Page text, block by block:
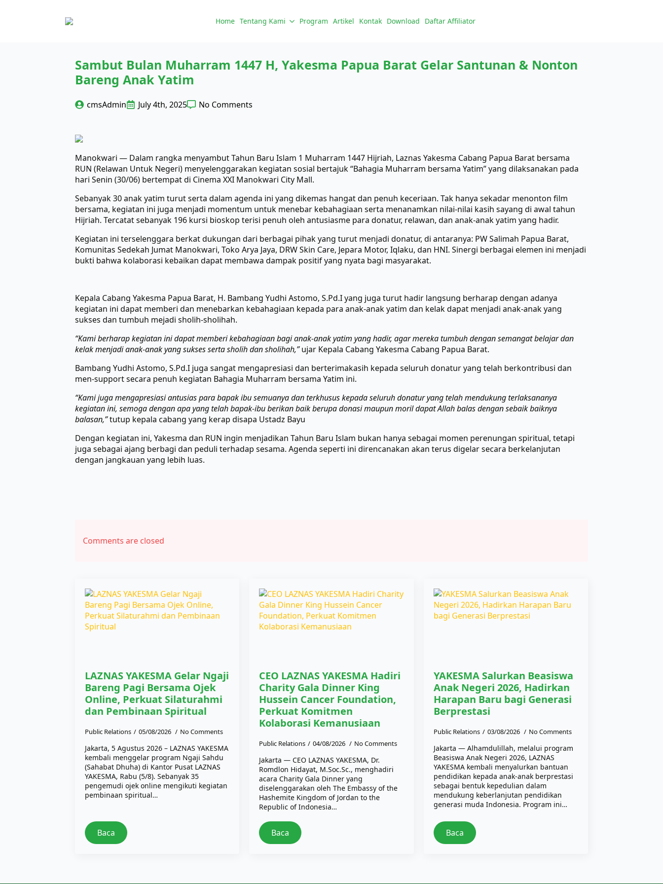
Home Tentang Kami Program Artikel Kontak Download Daftar Affiliator
Sambut Bulan Muharram 1447 H, Yakesma Papua Barat Gelar Santunan & Nonton
Bareng Anak Yatim
cmsAdmin July 4th, 2025 No Comments
Manokwari — Dalam rangka menyambut Tahun Baru Islam 1 Muharram 1447 Hijriah, Laznas Yakesma Cabang Papua Barat bersama
RUN (Relawan Untuk Negeri) menyelenggarakan kegiatan sosial bertajuk “Bahagia Muharram bersama Yatim” yang dilaksanakan pada
hari Senin (30/06) bertempat di Cinema XXI Manokwari City Mall.
Sebanyak 30 anak yatim turut serta dalam agenda ini yang dikemas hangat dan penuh keceriaan. Tak hanya sekadar menonton film
bersama, kegiatan ini juga menjadi momentum untuk menebar kebahagiaan serta menanamkan nilai-nilai kasih sayang di awal tahun
Hijriah. Tercatat sebanyak 196 kursi bioskop terisi penuh oleh antusiasme para donatur, relawan, dan anak-anak yatim yang hadir.
Kegiatan ini terselenggara berkat dukungan dari berbagai pihak yang turut menjadi donatur, di antaranya: PW Salimah Papua Barat,
Komunitas Sedekah Jumat Manokwari, Toko Arya Jaya, DRW Skin Care, Jepara Motor, Iqlaku, dan HNI. Sinergi berbagai elemen ini menjadi
bukti bahwa kolaborasi kebaikan dapat membawa dampak positif yang nyata bagi masyarakat.
Kepala Cabang Yakesma Papua Barat, H. Bambang Yudhi Astomo, S.Pd.I yang juga turut hadir langsung berharap dengan adanya
kegiatan ini dapat memberi dan menebarkan kebahagiaan kepada para anak-anak yatim dan kelak dapat menjadi anak-anak yang
sukses dan tumbuh mejadi sholih-sholihah.
“Kami berharap kegiatan ini dapat memberi kebahagiaan bagi anak-anak yatim yang hadir, agar mereka tumbuh dengan semangat belajar dan
kelak menjadi anak-anak yang sukses serta sholih dan sholihah,”ujar Kepala Cabang Yakesma Cabang Papua Barat.
Bambang Yudhi Astomo, S.Pd.I juga sangat mengapresiasi dan berterimakasih kepada seluruh donatur yang telah berkontribusi dan
men-support secara penuh kegiatan Bahagia Muharram bersama Yatim ini.
“Kami juga mengapresiasi antusias para bapak ibu semuanya dan terkhusus kepada seluruh donatur yang telah mendukung terlaksananya
kegiatan ini, semoga dengan apa yang telah bapak-ibu berikan baik berupa donasi maupun moril dapat Allah balas dengan sebaik baiknya
balasan,”tutup kepala cabang yang kerap disapa Ustadz Bayu
Dengan kegiatan ini, Yakesma dan RUN ingin menjadikan Tahun Baru Islam bukan hanya sebagai momen perenungan spiritual, tetapi
juga sebagai ajang berbagi dan peduli terhadap sesama. Agenda seperti ini direncanakan akan terus digelar secara berkelanjutan
dengan jangkauan yang lebih luas.
Comments are closed
LAZNAS YAKESMA Gelar Ngaji
Bareng Pagi Bersama Ojek
Online, Perkuat Silaturahmi
dan Pembinaan Spiritual
Public Relations 05/08/2026 No Comments
Jakarta, 5 Agustus 2026 – LAZNAS YAKESMA
kembali menggelar program Ngaji Sahdu
(Sahabat Dhuha) di Kantor Pusat LAZNAS
YAKESMA, Rabu (5/8). Sebanyak 35
pengemudi ojek online mengikuti kegiatan
pembinaan spiritual…
Baca
CEO LAZNAS YAKESMA Hadiri
Charity Gala Dinner King
Hussein Cancer Foundation,
Perkuat Komitmen
Kolaborasi Kemanusiaan
Public Relations 04/08/2026 No Comments
Jakarta — CEO LAZNAS YAKESMA, Dr.
Romdlon Hidayat, M.Soc.Sc., menghadiri
acara Charity Gala Dinner yang
diselenggarakan oleh The Embassy of the
Hashemite Kingdom of Jordan to the
Republic of Indonesia…
Baca
YAKESMA Salurkan Beasiswa
Anak Negeri 2026, Hadirkan
Harapan Baru bagi Generasi
Berprestasi
Public Relations 03/08/2026 No Comments
Jakarta — Alhamdulillah, melalui program
Beasiswa Anak Negeri 2026, LAZNAS
YAKESMA kembali menyalurkan bantuan
pendidikan kepada anak-anak berprestasi
sebagai bentuk kepedulian dalam
mendukung keberlanjutan pendidikan
generasi muda Indonesia. Program ini…
Baca